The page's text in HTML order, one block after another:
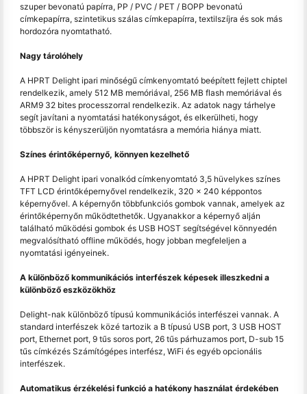
szuper bevonatú papírra, PP / PVC / PET / BOPP bevonatú
címkepapírra, szintetikus szálas címkepapírra, textilszíjra és sok más
hordozóra nyomtatható.
Nagy tárolóhely
A HPRT Delight ipari minőségű címkenyomtató beépített fejlett chiptel
rendelkezik, amely 512 MB memóriával, 256 MB flash memóriával és
ARM9 32 bites processzorral rendelkezik. Az adatok nagy tárhelye
segít javítani a nyomtatási hatékonyságot, és elkerülheti, hogy
többször is kényszerüljön nyomtatásra a memória hiánya miatt.
Színes érintőképernyő, könnyen kezelhető
A HPRT Delight ipari vonalkód címkenyomtató 3,5 hüvelykes színes
TFT LCD érintőképernyővel rendelkezik, 320 × 240 képpontos
képernyővel. A képernyőn többfunkciós gombok vannak, amelyek az
érintőképernyőn működtethetők. Ugyanakkor a képernyő alján
található működési gombok és USB HOST segítségével könnyedén
megvalósítható offline működés, hogy jobban megfeleljen a
nyomtatási igényeinek.
A különböző kommunikációs interfészek képesek illeszkedni a
különböző eszközökhöz
Delight-nak különböző típusú kommunikációs interfészei vannak. A
standard interfészek közé tartozik a B típusú USB port, 3 USB HOST
port, Ethernet port, 9 tűs soros port, 26 tűs párhuzamos port, D-sub 15
tűs címkézés Számítógépes interfész, WiFi és egyéb opcionális
interfészek.
Automatikus érzékelési funkció a hatékony használat érdekében